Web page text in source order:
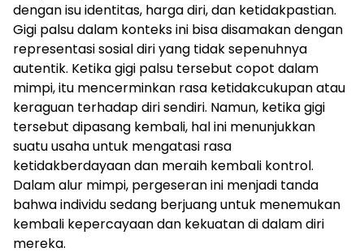
dengan isu identitas, harga diri, dan ketidakpastian.
Gigi palsu dalam konteks ini bisa disamakan dengan
representasi sosial diri yang tidak sepenuhnya
autentik. Ketika gigi palsu tersebut copot dalam
mimpi, itu mencerminkan rasa ketidakcukupan atau
keraguan terhadap diri sendiri. Namun, ketika gigi
tersebut dipasang kembali, hal ini menunjukkan
suatu usaha untuk mengatasi rasa
ketidakberdayaan dan meraih kembali kontrol.
Dalam alur mimpi, pergeseran ini menjadi tanda
bahwa individu sedang berjuang untuk menemukan
kembali kepercayaan dan kekuatan di dalam diri
mereka.